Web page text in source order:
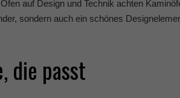
auf Design und Technik achten
sondern auch ein schönes
die passt